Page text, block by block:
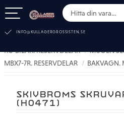
INFO@KULLAGERGROSSISTEN.SE
RC-BILAR. RESERVDELAR MUGEN
MBX7-7R. RESERVDELAR
BAKVAGN.
SKIVBROMS
(H0471)